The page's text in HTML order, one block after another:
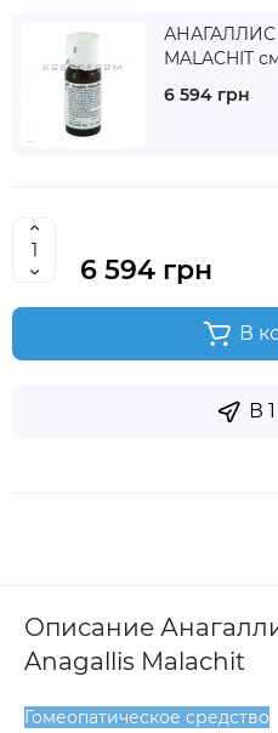
АНАГАЛЛИС
MALACHIT
6 594 грн
6 594 грн
В
В
Описание
Anagallis Malachit
Гомеопатическое средство